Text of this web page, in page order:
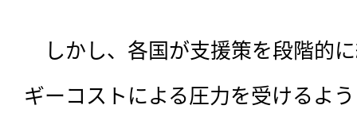
しかし、各国が支援策を段階的
ギーコストによる圧力を受けるよ